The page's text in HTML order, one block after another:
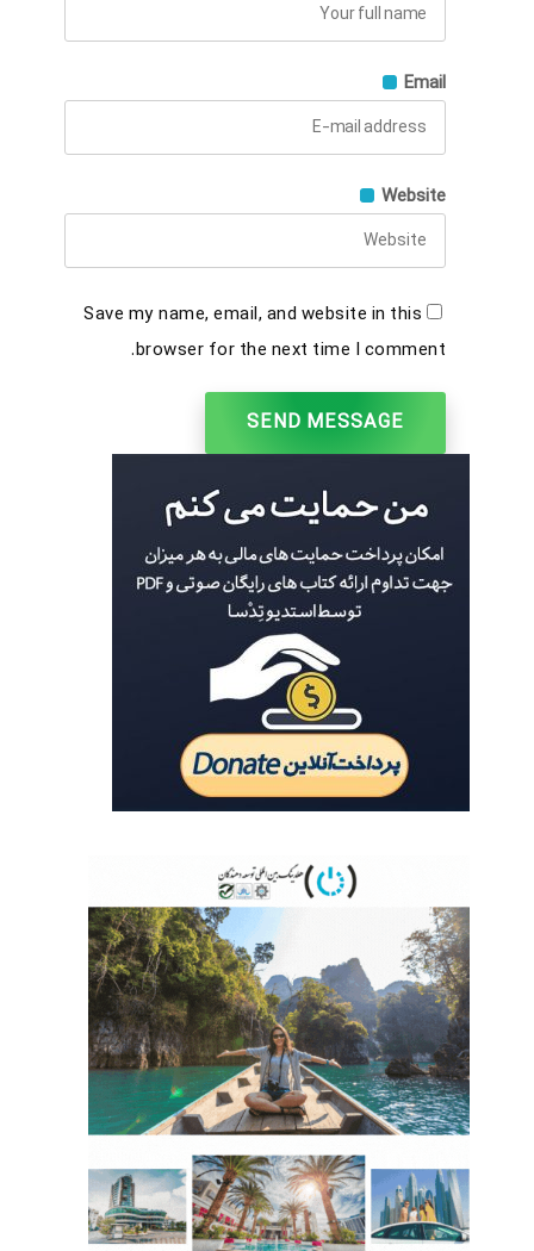
Email
Website
Save my name, email, and website in this
browser for the next time I comment.